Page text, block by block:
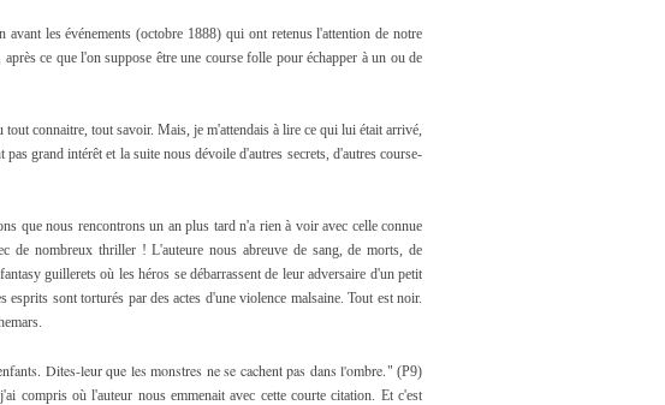
les événements (octobre 1888) qui ont retenus l'attention de notre
après ce que l'on suppose être une course folle pour échapper à un ou de
connaitre, tout savoir. Mais, je m'attendais à lire ce qui lui était arrivé,
grand intérêt et la suite nous dévoile d'autres secrets, d'autres course-
que nous rencontrons un an plus tard n'a rien à voir avec celle connue
de nombreux thriller ! L'auteure nous abreuve de sang, de morts, de
guillerets où les héros se débarrassent de leur adversaire d'un petit
sont torturés par des actes d'une violence malsaine. Tout est noir.
Dites-leur que les monstres ne se cachent pas dans l'ombre." (P9)
compris où l'auteur nous emmenait avec cette courte citation. Et c'est